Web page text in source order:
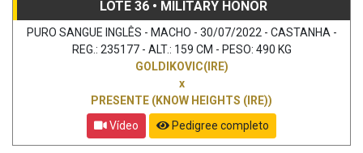
LOTE 36 • MILITARY HONOR
PURO SANGUE INGLÊS - MACHO - 30/07/2022 - CASTANHA -
REG.: 235177 - ALT.: 159 CM - PESO: 490 KG
GOLDIKOVIC(IRE)
x
PRESENTE (KNOW HEIGHTS (IRE))
Vídeo
Pedigree completo